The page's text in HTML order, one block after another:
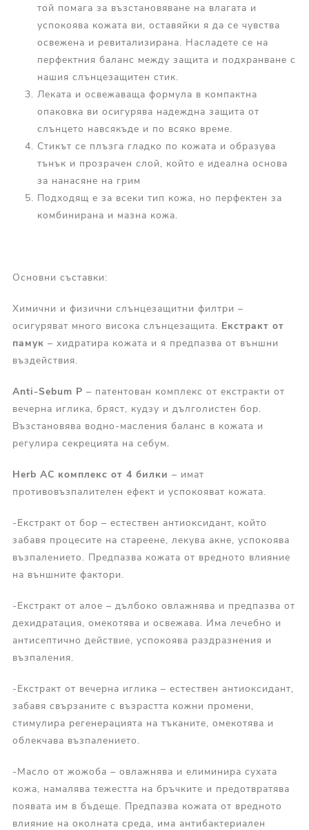
той помага за възстановяване на влагата и
успокоява кожата ви, оставяйки я да се чувства
освежена и ревитализирана. Насладете се на
перфектния баланс между защита и подхранване с
нашия слънцезащитен стик.
Леката и освежаваща формула в компактна
опаковка ви осигурява надеждна защита от
слънцето навсякъде и по всяко време.
Стикът се плъзга гладко по кожата и образува
тънък и прозрачен слой, който е идеална основа
за нанасяне на грим
Подходящ е за всеки тип кожа, но перфектен за
комбинирана и мазна кожа.
Основни съставки:
Химични и физични слънцезащитни филтри –
осигуряват много висока слънцезащита. Екстракт от
памук – хидратира кожата и я предпазва от външни
въздействия.
Anti-Sebum P – патентован комплекс от екстракти от
вечерна иглика, бряст, кудзу и дълголистен бор.
Възстановява водно-масления баланс в кожата и
регулира секрецията на себум.
Herb AC комплекс от 4 билки – имат
противовъзпалителен ефект и успокояват кожата.
-Екстракт от бор – естествен антиоксидант, който
забавя процесите на стареене, лекува акне, успокоява
възпалението. Предпазва кожата от вредното влияние
на външните фактори.
-Екстракт от алое – дълбоко овлажнява и предпазва от
дехидратация, омекотява и освежава. Има лечебно и
антисептично действие, успокоява раздразнения и
възпаления.
-Екстракт от вечерна иглика – естествен антиоксидант,
забавя свързаните с възрастта кожни промени,
стимулира регенерацията на тъканите, омекотява и
облекчава възпалението.
-Масло от жожоба – овлажнява и елиминира сухата
кожа, намалява тежестта на бръчките и предотвратява
появата им в бъдеще. Предпазва кожата от вредното
влияние на околната среда, има антибактериален